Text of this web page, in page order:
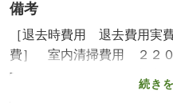
備考
［退去時費用 退去費用実
費］ 室内清掃費用 ２２０
料 １６５００円、更新事
時）、ペット飼育時＋１
続き